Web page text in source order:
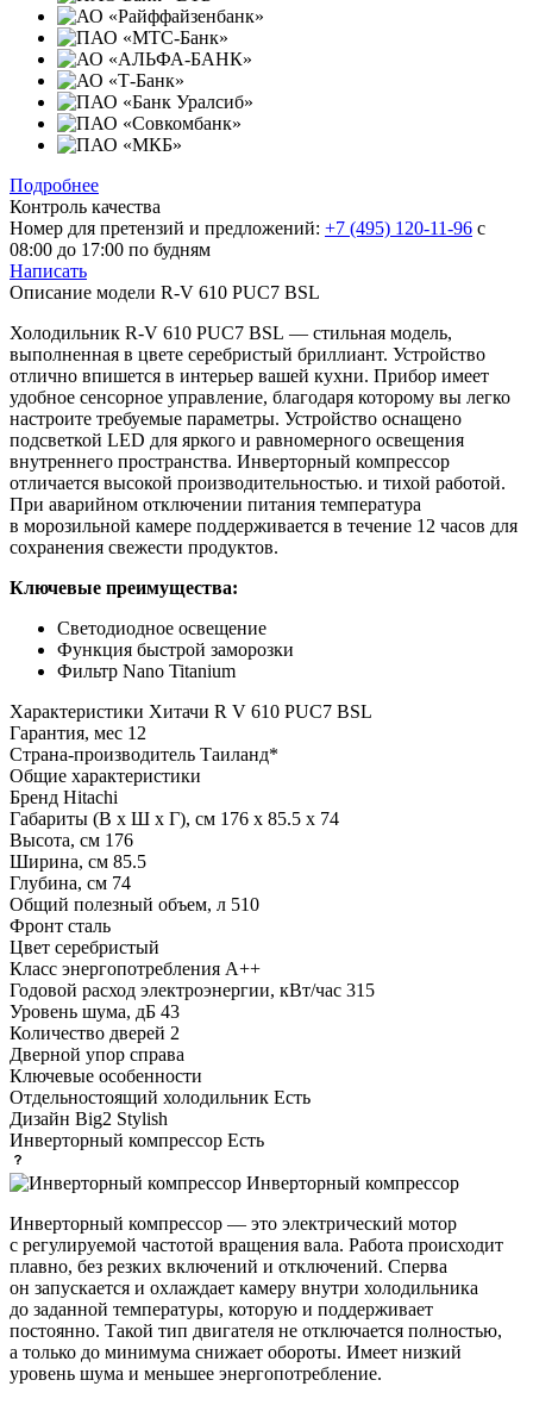
Подробнее
Контроль качества
Номер для претензий и предложений: +7 (495) 120-11-96 с
08:00 до 17:00 по будням
Написать
Описание модели R-V 610 PUC7 BSL
Холодильник R-V 610 PUC7 BSL — стильная модель,
выполненная в цвете серебристый бриллиант. Устройство
отлично впишется в интерьер вашей кухни. Прибор имеет
удобное сенсорное управление, благодаря которому вы легко
настроите требуемые параметры. Устройство оснащено
подсветкой LED для яркого и равномерного освещения
внутреннего пространства. Инверторный компрессор
отличается высокой производительностью. и тихой работой.
При аварийном отключении питания температура
в морозильной камере поддерживается в течение 12 часов для
сохранения свежести продуктов.
Ключевые преимущества:
Светодиодное освещение
Функция быстрой заморозки
Фильтр Nano Titanium
Характеристики Хитачи R V 610 PUC7 BSL
Гарантия, мес 12
Страна-производитель Таиланд*
Общие характеристики
Бренд Hitachi
Габариты (В х Ш х Г), см 176 х 85.5 х 74
Высота, см 176
Ширина, см 85.5
Глубина, см 74
Общий полезный объем, л 510
Фронт сталь
Цвет серебристый
Класс энергопотребления A++
Годовой расход электроэнергии, кВт/час 315
Уровень шума, дБ 43
Количество дверей 2
Дверной упор справа
Ключевые особенности
Отдельностоящий холодильник Есть
Дизайн Big2 Stylish
Инверторный компрессор Есть
Инверторный компрессор
Инверторный компрессор — это электрический мотор
с регулируемой частотой вращения вала. Работа происходит
плавно, без резких включений и отключений. Сперва
он запускается и охлаждает камеру внутри холодильника
до заданной температуры, которую и поддерживает
постоянно. Такой тип двигателя не отключается полностью,
а только до минимума снижает обороты. Имеет низкий
уровень шума и меньшее энергопотребление.